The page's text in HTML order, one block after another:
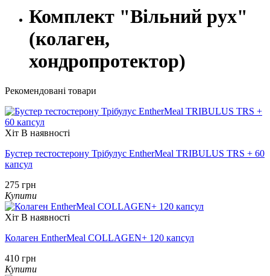
Комплект "Вільний рух"
(колаген,
хондропротектор)
Рекомендовані товари
Хіт В наявності
Бустер тестостерону Трібулус EntherMeal TRIBULUS TRS + 60
капсул
275 грн
Купити
Хіт В наявності
Колаген EntherMeal COLLAGEN+ 120 капсул
410 грн
Купити